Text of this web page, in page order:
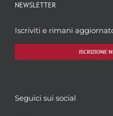
NEWSLETTER
Iscriviti e rimani
ISCRIZIONE
Seguici sui social